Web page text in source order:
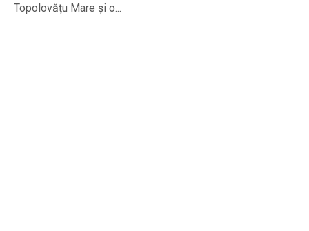
Topolovățu Mare și o...